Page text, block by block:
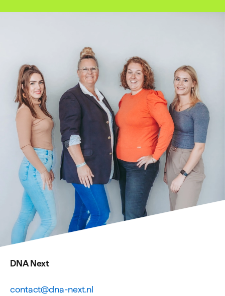
DNA Next
contact@dna-next.nl